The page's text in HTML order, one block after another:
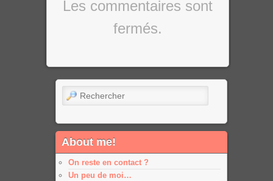
Les commentaires sont
fermés.
Rechercher
About me!
On reste en contact ?
Un peu de moi…